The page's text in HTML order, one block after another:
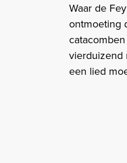
Waar de
ontmoeting
vierduizend
een lied